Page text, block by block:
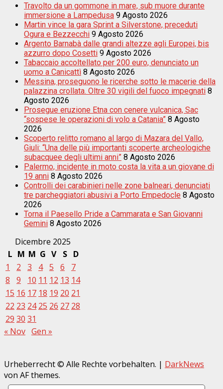
Travolto da un gommone in mare, sub muore durante
immersione a Lampedusa 9 Agosto 2026
Martin vince la gara Sprint a Silverstone, preceduti
Ogura e Bezzecchi 9 Agosto 2026
Argento Barnabà dalle grandi altezze agli Europei, bis
azzurro dopo Cosetti 9 Agosto 2026
Tabaccaio accoltellato per 200 euro, denunciato un
uomo a Canicattì 8 Agosto 2026
Messina, proseguono le ricerche sotto le macerie della
palazzina crollata. Oltre 30 vigili del fuoco impegnati 8
Agosto 2026
Prosegue eruzione Etna con cenere vulcanica, Sac
“sospese le operazioni di volo a Catania” 8 Agosto
2026
Scoperto relitto romano al largo di Mazara del Vallo,
Giuli: “Una delle più importanti scoperte archeologiche
subacquee degli ultimi anni” 8 Agosto 2026
Palermo, incidente in moto costa la vita a un giovane di
19 anni 8 Agosto 2026
Controlli dei carabinieri nelle zone balneari, denunciati
tre parcheggiatori abusivi a Porto Empedocle 8 Agosto
2026
Torna il Paesello Pride a Cammarata e San Giovanni
Gemini 8 Agosto 2026
Dicembre 2025
L M M G V S
D
1
2 3 4 5 6
7
8
9 10 11 12 13 14
15 16 17 18 19 20 21
22 23 24 25 26 27 28
29 30 31
« Nov Gen »
Urheberrecht © Alle Rechte vorbehalten. | DarkNews
von AF themes.